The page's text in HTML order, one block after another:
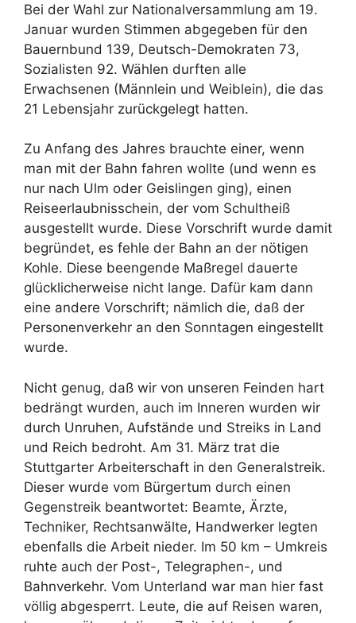
Bei der Wahl zur Nationalversammlung am 19.
Januar wurden Stimmen abgegeben für den
Bauernbund 139, Deutsch-Demokraten 73,
Sozialisten 92. Wählen durften alle
Erwachsenen (Männlein und Weiblein), die das
21 Lebensjahr zurückgelegt hatten.
Zu Anfang des Jahres brauchte einer, wenn
man mit der Bahn fahren wollte (und wenn es
nur nach Ulm oder Geislingen ging), einen
Reiseerlaubnisschein, der vom Schultheiß
ausgestellt wurde. Diese Vorschrift wurde damit
begründet, es fehle der Bahn an der nötigen
Kohle. Diese beengende Maßregel dauerte
glücklicherweise nicht lange. Dafür kam dann
eine andere Vorschrift; nämlich die, daß der
Personenverkehr an den Sonntagen eingestellt
wurde.
Nicht genug, daß wir von unseren Feinden hart
bedrängt wurden, auch im Inneren wurden wir
durch Unruhen, Aufstände und Streiks in Land
und Reich bedroht. Am 31. März trat die
Stuttgarter Arbeiterschaft in den Generalstreik.
Dieser wurde vom Bürgertum durch einen
Gegenstreik beantwortet: Beamte, Ärzte,
Techniker, Rechtsanwälte, Handwerker legten
ebenfalls die Arbeit nieder. Im 50 km – Umkreis
ruhte auch der Post-, Telegraphen-, und
Bahnverkehr. Vom Unterland war man hier fast
völlig abgesperrt. Leute, die auf Reisen waren,